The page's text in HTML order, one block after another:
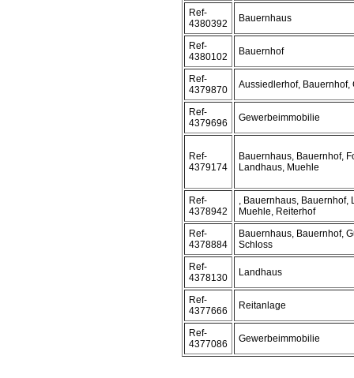
Ref-
4380392
Bauernhaus
Ref-
4380102
Bauernhof
Ref-
4379870
Aussiedlerhof, Bauernhof,
Ref-
4379696
Gewerbeimmobilie
Ref-
4379174
Bauernhaus, Bauernhof,
Landhaus, Muehle
Ref-
4378942
, Bauernhaus, Bauernhof,
Muehle, Reiterhof
Ref-
4378884
Bauernhaus, Bauernhof,
Schloss
Ref-
4378130
Landhaus
Ref-
4377666
Reitanlage
Ref-
4377086
Gewerbeimmobilie